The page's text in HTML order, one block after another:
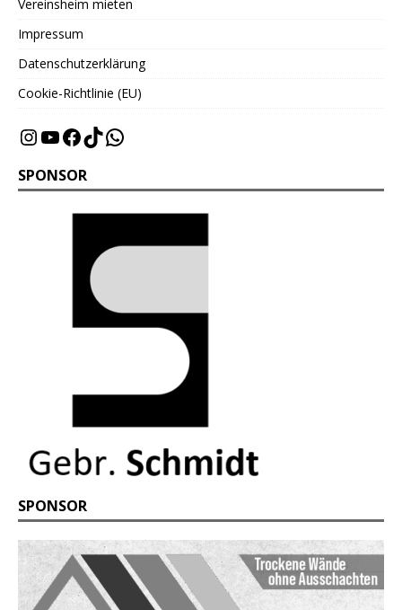
Vereinsheim mieten
Impressum
Datenschutzerklärung
Cookie-Richtlinie (EU)
SPONSOR
SPONSOR